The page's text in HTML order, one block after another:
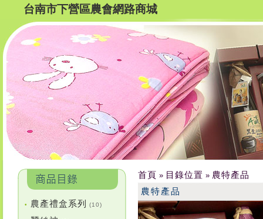
台南市下營區農會網路商城
• 農產禮盒系列 (10)
首頁 » 目錄位置 » 農特產品
農特產品